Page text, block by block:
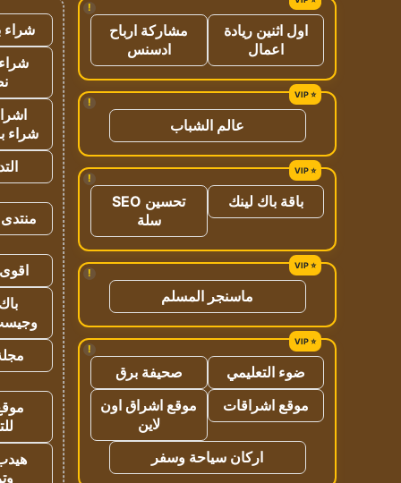
!
اول اثنين ريادة
اعمال
مشاركة ارباح
ادسنس
!
عالم الشباب
!
باقة باك لينك
تحسين SEO
سلة
!
ماسنجر المسلم
!
ضوء التعليمي
صحيفة برق
موقع اشراقات
موقع اشراق اون
لاين
اركان سياحة وسفر
شراء
شراء